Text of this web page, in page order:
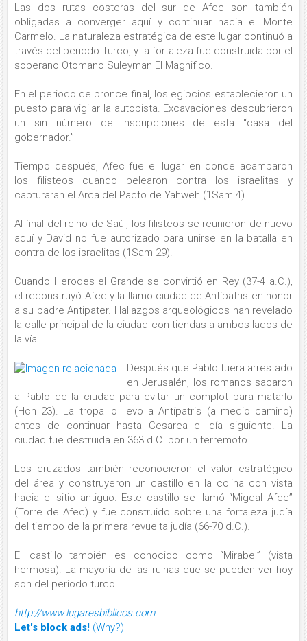
Las dos rutas costeras del sur de Afec son también
obligadas a converger aquí y continuar hacia el Monte
Carmelo. La naturaleza estratégica de este lugar continuó a
través del periodo Turco, y la fortaleza fue construida por el
soberano Otomano Suleyman El Magnifico.
En el periodo de bronce final, los egipcios establecieron un
puesto para vigilar la autopista. Excavaciones descubrieron
un sin número de inscripciones de esta “casa del
gobernador.”
Tiempo después, Afec fue el lugar en donde acamparon
los filisteos cuando pelearon contra los israelitas y
capturaran el Arca del Pacto de Yahweh (1Sam 4).
Al final del reino de Saúl, los filisteos se reunieron de nuevo
aquí y David no fue autorizado para unirse en la batalla en
contra de los israelitas (1Sam 29).
Cuando Herodes el Grande se convirtió en Rey (37-4 a.C.),
el reconstruyó Afec y la llamo ciudad de Antípatris en honor
a su padre Antipater. Hallazgos arqueológicos han revelado
la calle principal de la ciudad con tiendas a ambos lados de
la vía.
Después que Pablo fuera arrestado
en Jerusalén, los romanos sacaron
a Pablo de la ciudad para evitar un complot para matarlo
(Hch 23). La tropa lo llevo a Antípatris (a medio camino)
antes de continuar hasta Cesarea el día siguiente. La
ciudad fue destruida en 363 d.C. por un terremoto.
Los cruzados también reconocieron el valor estratégico
del área y construyeron un castillo en la colina con vista
hacia el sitio antiguo. Este castillo se llamó “Migdal Afec”
(Torre de Afec) y fue construido sobre una fortaleza judía
del tiempo de la primera revuelta judía (66-70 d.C.).
El castillo también es conocido como “Mirabel” (vista
hermosa). La mayoría de las ruinas que se pueden ver hoy
son del periodo turco.
http://www.lugaresbiblicos.com
Let's block ads! (Why?)